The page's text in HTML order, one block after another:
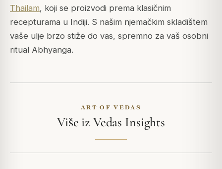
Thailam, koji se proizvodi prema klasičnim
recepturama u Indiji. S našim njemačkim skladištem
vaše ulje brzo stiže do vas, spremno za vaš osobni
ritual Abhyanga.
ART OF VEDAS
Više iz Vedas Insights